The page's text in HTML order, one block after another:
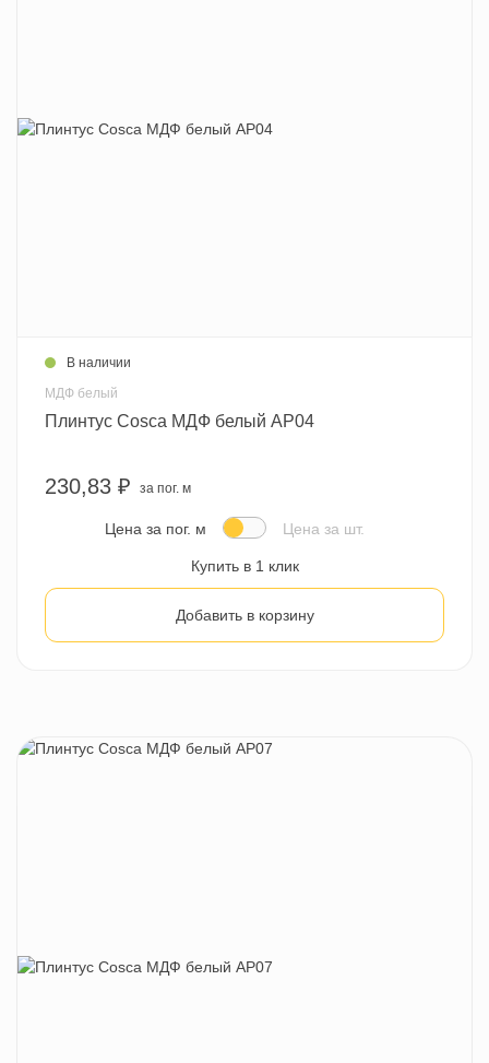
В наличии
МДФ белый
Плинтус Cosca МДФ белый AP04
230,83 ₽ за пог. м
Цена за пог. м Цена за шт.
Купить в 1 клик
Добавить в корзину